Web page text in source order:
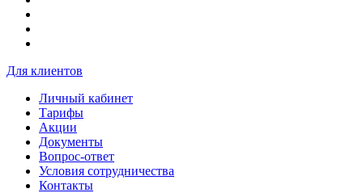
Для клиентов
Личный кабинет
Тарифы
Акции
Документы
Вопрос-ответ
Условия сотрудничества
Контакты